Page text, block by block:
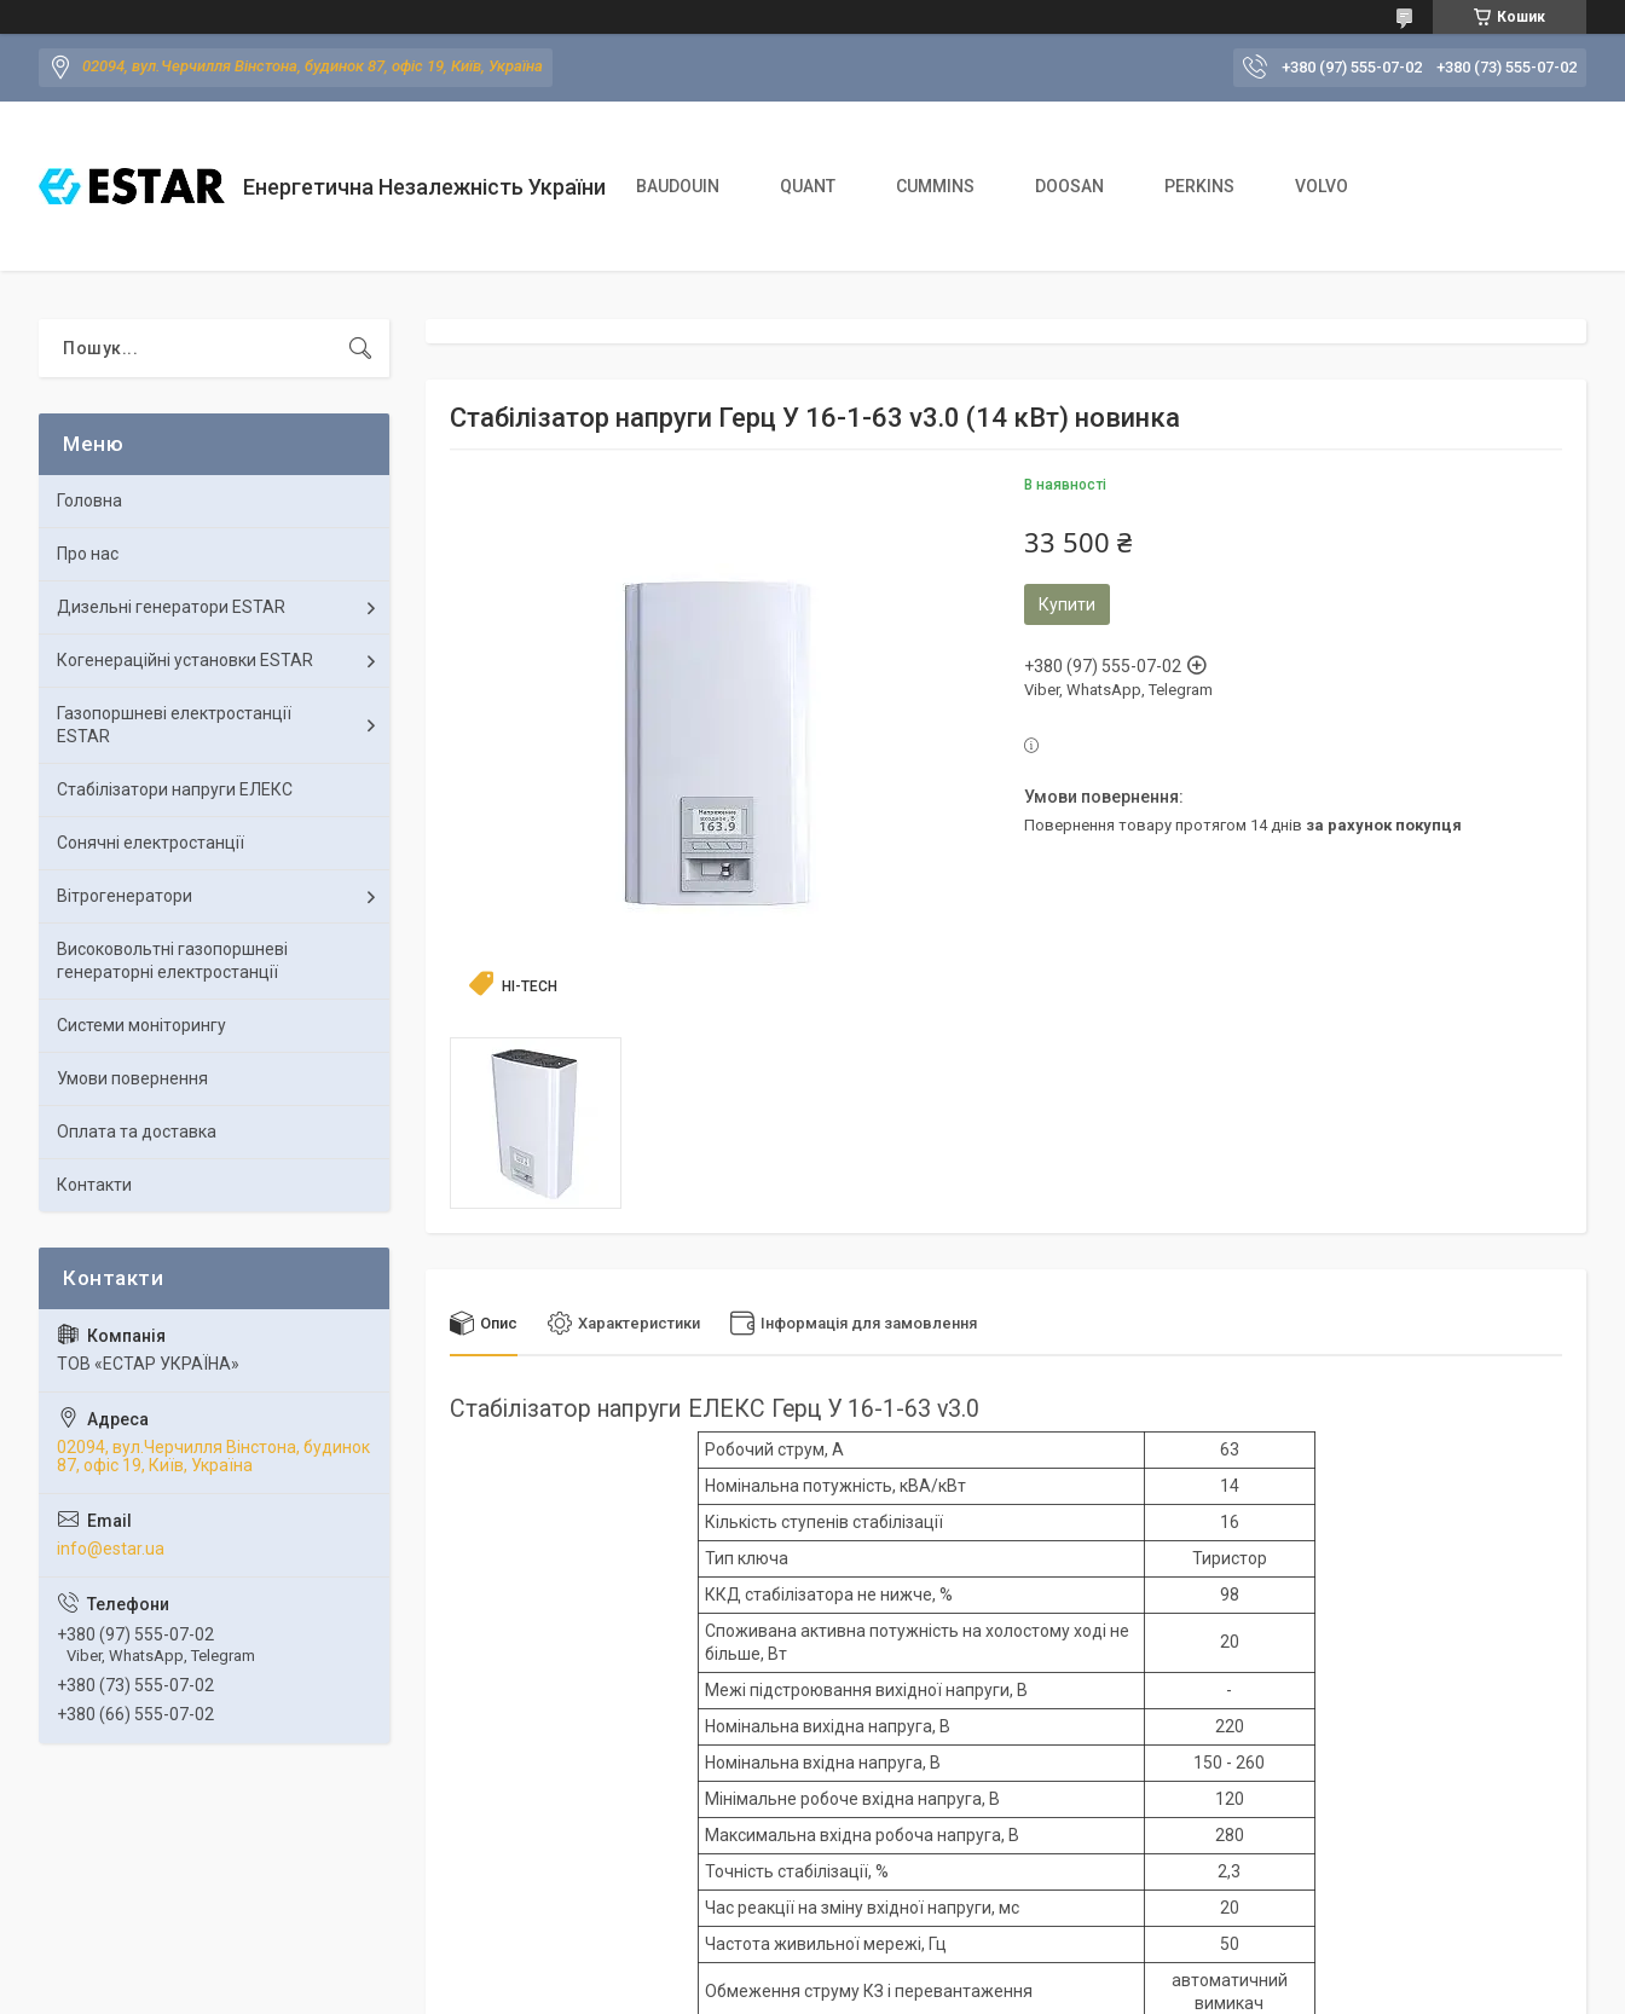
Кошик
02094, вул.Черчилля Вінстона, будинок 87, офіс 19, Київ, Україна +380 (97) 555-07-02 +380 (73) 555-07-02
Енергетична Незалежність України BAUDOUIN QUANT CUMMINS DOOSAN PERKINS VOLVO
Стабілізатор напруги Герц У 16-1-63 v3.0 (14 кВт) новинка
HI-TECH
В наявності
33 500 ₴
Купити
+380 (97) 555-07-02
Viber, WhatsApp, Telegram
повернення товару протягом 14 днів за рахунок покупця
Опис Характеристики Інформація для замовлення
Стабілізатор напруги ЕЛЕКС Герц У 16-1-63 v3.0
Робочий струм, А
63
Номінальна потужність, кВА/кВт
14
Кількість ступенів стабілізації
16
Тип ключа
Тиристор
ККД стабілізатора не нижче, %
98
Споживана активна потужність на холостому ході не
більше, Вт
20
Межі підстроювання вихідної напруги, В
-
Номінальна вихідна напруга, В
220
Номінальна вхідна напруга, В
150 - 260
Мінімальне робоче вхідна напруга, В
120
Максимальна вхідна робоча напруга, В
280
Точність стабілізації, %
2,3
Час реакції на зміну вхідної напруги, мс
20
Частота живильної мережі, Гц
50
Обмеження струму КЗ і перевантаження
автоматичний
вимикач
Головна
Про нас
Дизельні генератори ESTAR
Когенераційні установки ESTAR
Газопоршневі електростанції
ESTAR
Стабілізатори напруги ЕЛЕКС
Сонячні електростанції
Вітрогенератори
Високовольтні газопоршневі
генераторні електростанції
Системи моніторингу
Умови повернення
Оплата та доставка
Контакти
ТОВ «ЕСТАР УКРАЇНА»
02094, вул.Черчилля Вінстона, будинок
87, офіс 19, Київ, Україна
info@estar.ua
+380 (97) 555-07-02
Viber, WhatsApp, Telegram
+380 (73) 555-07-02
+380 (66) 555-07-02